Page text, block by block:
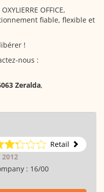
OFFICE,
fiable, flexible et
!
nous :
Zeralda,
Retail
: 16/00